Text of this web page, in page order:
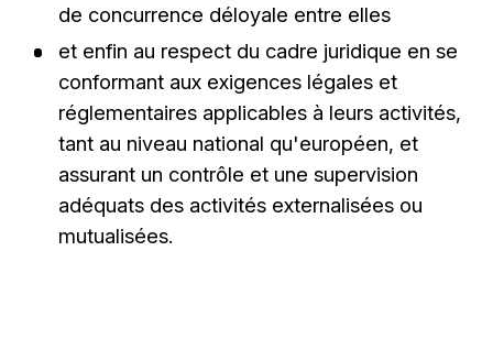
de concurrence déloyale entre elles
et enfin au respect du cadre juridique en se
conformant aux exigences légales et
réglementaires applicables à leurs activités,
tant au niveau national qu'européen, et
assurant un contrôle et une supervision
adéquats des activités externalisées ou
mutualisées.